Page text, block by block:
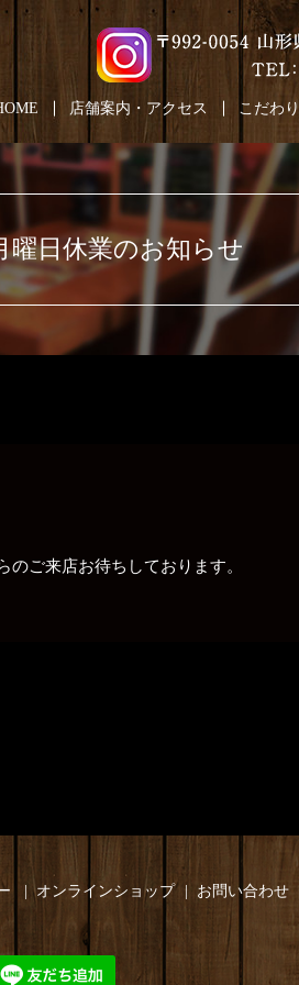
店舗案内・アクセス こだわり
曜日休業のお知らせ
ご来店お待ちしております。
オンラインショップ お問い合わせ